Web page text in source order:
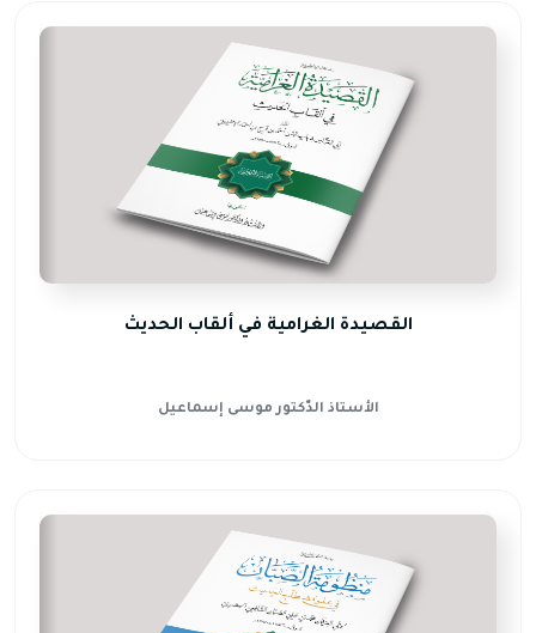
القصيدة الغرامية في ألقاب الحديث
الأستاذ الدّكتور موسى إسماعيل